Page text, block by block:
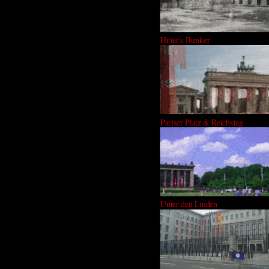
Hitler's Bunker
Pariser Platz & Reichstag
Unter den Linden